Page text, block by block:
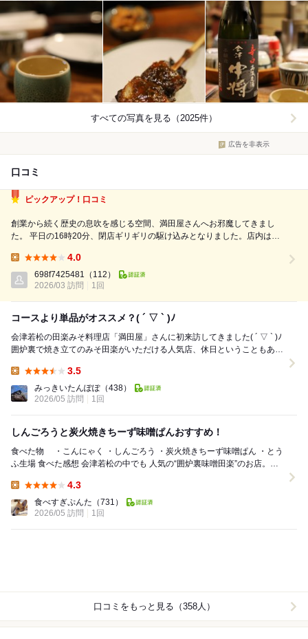
すべての写真を見る（2025件）
広告を非表示
口コミ
ピックアップ！口コミ
創業から続く歴史の息吹を感じる空間、満田屋さんへお邪魔してきまし
た。 平日の16時20分、閉店ギリギリの駆け込みとなりました。店内は観
でじっくりと過ごせる、最高のタイミングでした。 店員さんにオススメ
相談したところ、丁寧に教えてい...
4.0
698f7425481 （112）
2026/03 訪問
1回
コースより単品がオススメ？( ´ ▽ ` )ﾉ
会津若松の田楽みそ料理店「満田屋」さんに初来訪してきました( ´ ▽ ` )ﾉ
囲炉裏で焼き立てのみそ田楽がいただける人気店、休日ということもあ
3.5
みっきいたんぽぽ （438）
2026/05 訪問
1回
しんごろうと炭火焼きちーず味噌ぱんおすすめ！
食べた物 ・こんにゃく ・しんごろう ・炭火焼きちーず味噌ぱん ・とう
ふ生場 食べた感想 会津若松の中でも 人気の“囲炉裏味噌田楽”のお店。
4.3
食べすぎぷんた （731）
2026/05 訪問
1回
口コミをもっと見る（358人）